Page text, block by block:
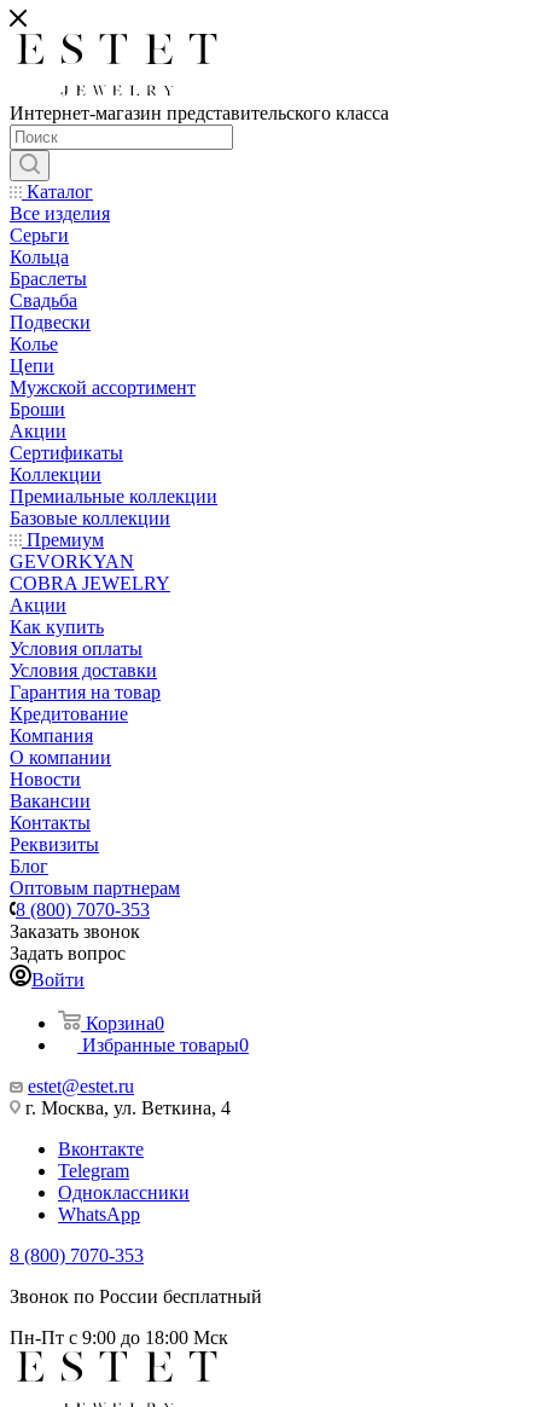
Интернет-магазин представительского класса
Каталог
Все изделия
Серьги
Кольца
Браслеты
Свадьба
Подвески
Колье
Цепи
Мужской ассортимент
Броши
Акции
Сертификаты
Коллекции
Премиальные коллекции
Базовые коллекции
Премиум
GEVORKYAN
COBRA JEWELRY
Акции
Как купить
Условия оплаты
Условия доставки
Гарантия на товар
Кредитование
Компания
О компании
Новости
Вакансии
Контакты
Реквизиты
Блог
Оптовым партнерам
8 (800) 7070-353
Заказать звонок
Задать вопрос
Войти
Корзина0
Избранные товары0
estet@estet.ru
г. Москва, ул. Веткина, 4
Вконтакте
Telegram
Одноклассники
WhatsApp
8 (800) 7070-353
Звонок по России бесплатный
Пн-Пт с 9:00 до 18:00 Мск